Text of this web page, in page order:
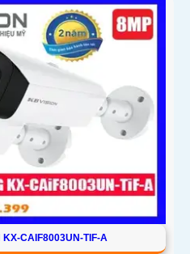
CAIF8003UN-TIF-A